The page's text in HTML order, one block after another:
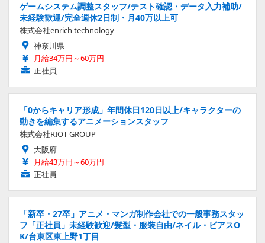
ゲームシステム調整スタッフ/テスト確認・データ入力補助/
未経験歓迎/完全週休2日制・月40万以上可
株式会社enrich technology
神奈川県
月給34万円～60万円
正社員
「0からキャリア形成」年間休日120日以上/キャラクターの
動きを編集するアニメーションスタッフ
株式会社RIOT GROUP
大阪府
月給43万円～60万円
正社員
「新卒・27卒」アニメ・マンガ制作会社での一般事務スタッ
フ「正社員」未経験歓迎/髪型・服装自由/ネイル・ピアスO
K/台東区東上野1丁目